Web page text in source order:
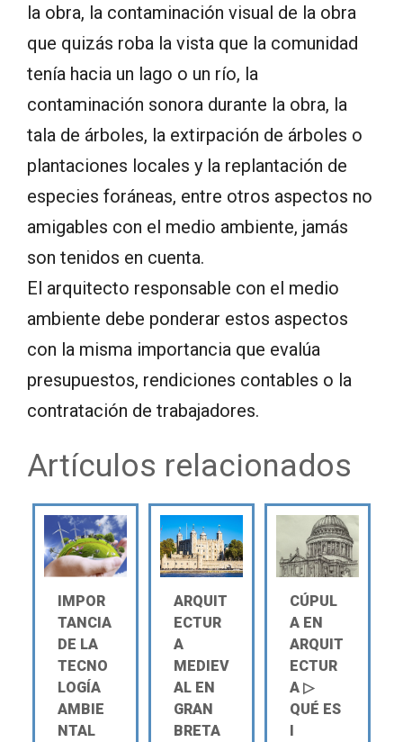
la obra, la contaminación visual de la obra
que quizás roba la vista que la comunidad
tenía hacia un lago o un río, la
contaminación sonora durante la obra, la
tala de árboles, la extirpación de árboles o
plantaciones locales y la replantación de
especies foráneas, entre otros aspectos no
amigables con el medio ambiente, jamás
son tenidos en cuenta.
El arquitecto responsable con el medio
ambiente debe ponderar estos aspectos
con la misma importancia que evalúa
presupuestos, rendiciones contables o la
contratación de trabajadores.
Artículos relacionados
IMPOR
TANCIA
DE LA
TECNO
LOGÍA
AMBIE
NTAL
ARQUIT
ECTUR
A
MEDIEV
AL EN
GRAN
BRETA
CÚPUL
A EN
ARQUIT
ECTUR
A ▷
QUÉ ES
Ι